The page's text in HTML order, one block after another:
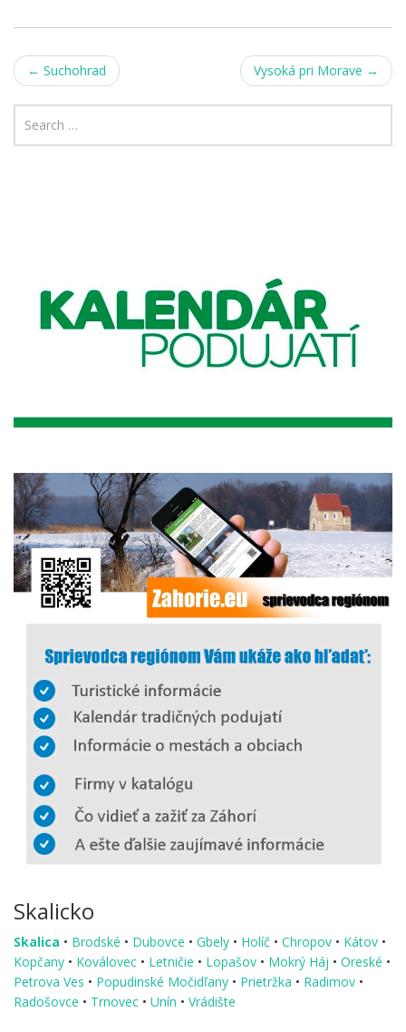
Post
navigation
← Suchohrad Vysoká pri Morave →
Skalicko
Skalica • Brodské • Dubovce • Gbely • Holíč • Chropov • Kátov •
Kopčany • Koválovec • Letničie • Lopašov • Mokrý Háj • Oreské •
Petrova Ves • Popudinské Močidľany • Prietržka • Radimov •
Radošovce • Trnovec • Unín • Vrádište